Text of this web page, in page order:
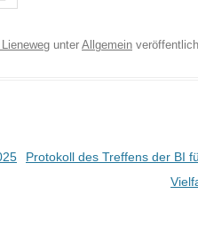
unter Allgemein
Protokoll des Treffens der BI